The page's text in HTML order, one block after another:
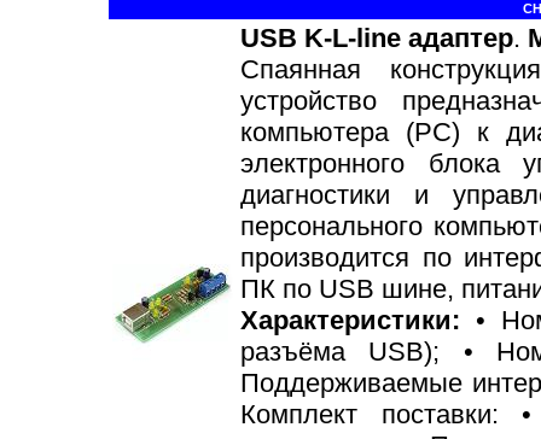
USB K-L-line адаптер.
Спаянная
устройство
компьютера (PC) к
электронного
диагностики и
персонального
производится по
ПК по USB шине,
Характеристики: •
разъёма USB); •
Поддерживаемые
Комплект поставки: